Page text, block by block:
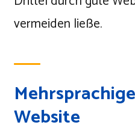
vermeiden ließe.
Website